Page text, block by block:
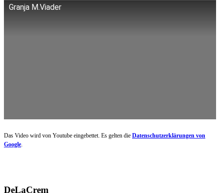
Granja M.Viader
Das Video wird von Youtube eingebettet. Es gelten die Datenschutzerklärungen von
Google.
DeLaCrem